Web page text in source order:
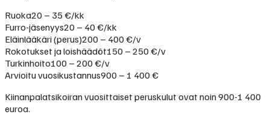
Ruoka20 – 35 €/kk
Furro-jäsenyys20 – 40 €/kk
Eläinlääkäri (perus)200 – 400 €/v
Rokotukset ja loishäädöt150 – 250 €/v
Turkinhoito100 – 200 €/v
Arvioitu vuosikustannus900 – 1 400 €
Kiinanpalatsikoiran vuosittaiset peruskulut ovat noin 900-1 400
euroa.